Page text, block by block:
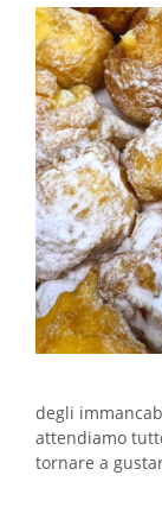
degli
attendiamo
tornare a